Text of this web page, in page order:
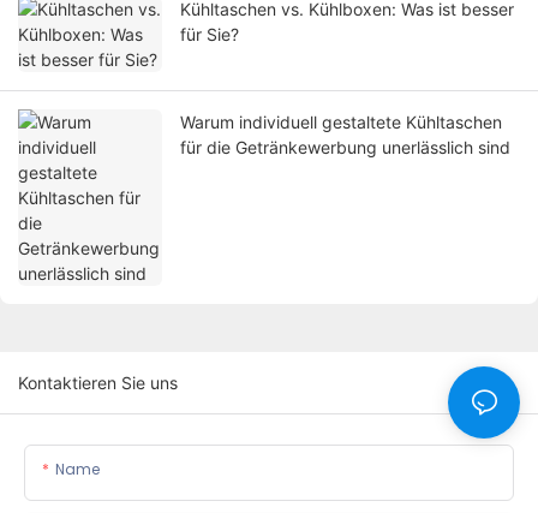
Kühltaschen vs. Kühlboxen: Was ist besser
für Sie?
Warum individuell gestaltete Kühltaschen
für die Getränkewerbung unerlässlich sind
Kontaktieren Sie uns
Name